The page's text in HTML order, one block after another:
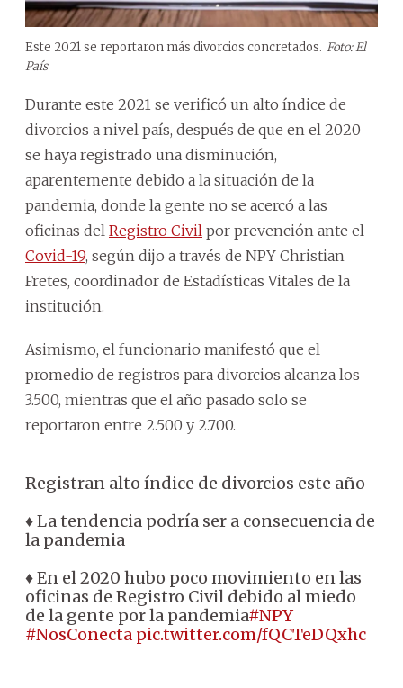
Este 2021 se reportaron más divorcios concretados. Foto: El
País
Durante este 2021 se verificó un alto índice de
divorcios a nivel país, después de que en el 2020
se haya registrado una disminución,
aparentemente debido a la situación de la
pandemia, donde la gente no se acercó a las
oficinas del Registro Civil por prevención ante el
Covid-19, según dijo a través de NPY Christian
Fretes, coordinador de Estadísticas Vitales de la
institución.
Asimismo, el funcionario manifestó que el
promedio de registros para divorcios alcanza los
3.500, mientras que el año pasado solo se
reportaron entre 2.500 y 2.700.
Registran alto índice de divorcios este año
♦ La tendencia podría ser a consecuencia de
la pandemia
♦ En el 2020 hubo poco movimiento en las
oficinas de Registro Civil debido al miedo
de la gente por la pandemia#NPY
#NosConecta pic.twitter.com/fQCTeDQxhc